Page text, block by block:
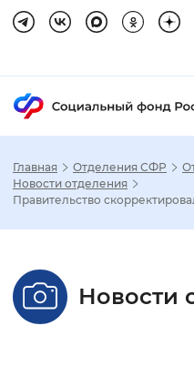
Настройка
Стандартный
Главная Отделения СФР
Новости отделения
Правительство
Новости